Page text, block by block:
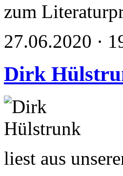
zum
27.06.2020 ·
Dirk
liest aus